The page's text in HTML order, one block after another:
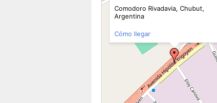
Comodoro Rivadavia, Chubut,
Argentina
Cómo llegar